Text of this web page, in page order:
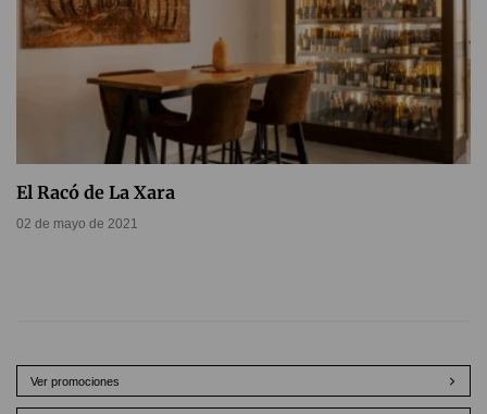
El Racó de La Xara
02 de mayo de 2021
Ver promociones